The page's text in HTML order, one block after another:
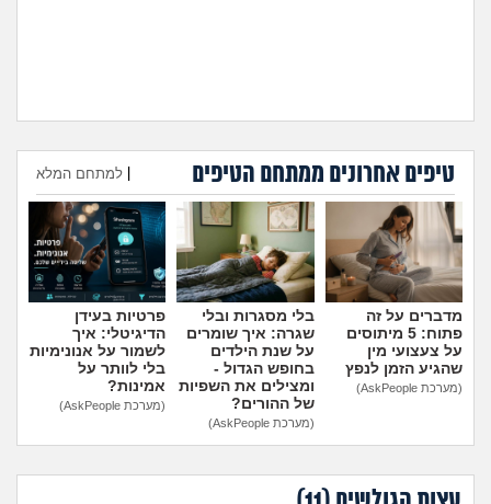
היועצת המליצה לשלוח את
הבן שלי לפנימייה, לסמוך
עליה?(אמא מודאגת, בת
35)
עומדת להיות בפנימייה ויש לי
חבר, אני יכולה להביא אותו
לחדר שלי?(פנימיסטית
לעתיד, בת 16)
טיפים אחרונים ממתחם הטיפים למתחם המלא
הוספת טיפ
מדברים על זה
פתוח: 5 מיתוסים
על צעצועי מין
שהגיע הזמן לנפץ
(מערכת AskPeople)
בלי מסגרות ובלי
שגרה: איך שומרים
על שנת הילדים
בחופש הגדול -
ומצילים את השפיות
של ההורים?
(מערכת AskPeople)
פרטיות בעידן
הדיגיטלי: איך
לשמור על אנונימיות
בלי לוותר על
אמינות?
(מערכת AskPeople)